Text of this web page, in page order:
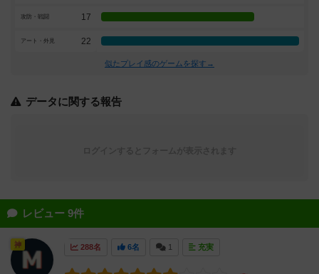
攻防・戦闘 17
アート・外見 22
似たプレイ感のゲームを探す→
データに関する報告
レビュー 9件
288名 6名 1 充実
神